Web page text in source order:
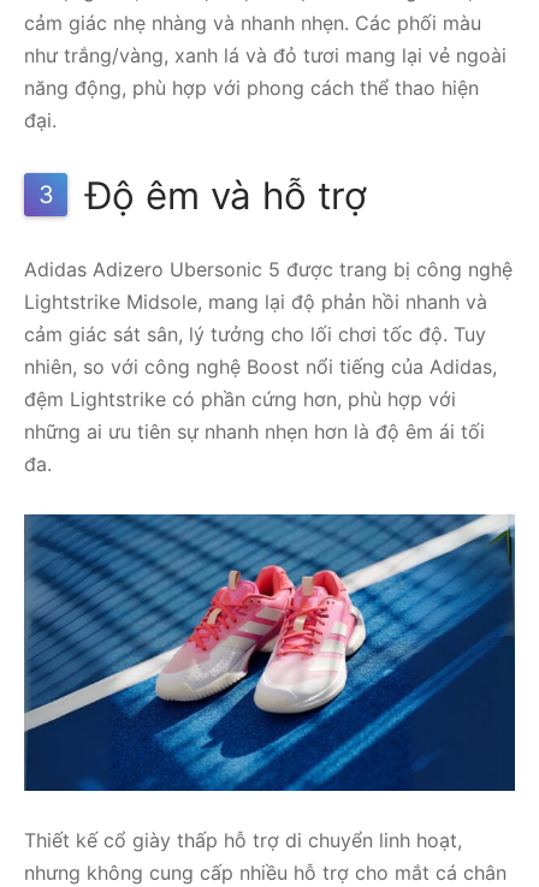
cảm giác nhẹ nhàng và nhanh nhẹn. Các phối màu
như trắng/vàng, xanh lá và đỏ tươi mang lại vẻ ngoài
năng động, phù hợp với phong cách thể thao hiện
đại.
3 Độ êm và hỗ trợ
Adidas Adizero Ubersonic 5 được trang bị công nghệ
Lightstrike Midsole, mang lại độ phản hồi nhanh và
cảm giác sát sân, lý tưởng cho lối chơi tốc độ. Tuy
nhiên, so với công nghệ Boost nổi tiếng của Adidas,
đệm Lightstrike có phần cứng hơn, phù hợp với
những ai ưu tiên sự nhanh nhẹn hơn là độ êm ái tối
đa.
Thiết kế cổ giày thấp hỗ trợ di chuyển linh hoạt,
nhưng không cung cấp nhiều hỗ trợ cho mắt cá chân